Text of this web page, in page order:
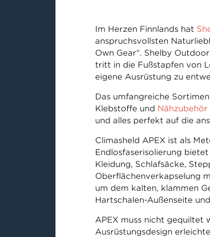
Im Herzen Finnlands hat
anspruchsvollsten
Own Gear“. Shelby
tritt in die Fußstapfen von
eigene Ausrüstung zu
Das umfangreiche
Klebstoffe und Nähzubehör
und alles perfekt auf die
Climasheld APEX ist als
Endlosfaserisolierung
Kleidung, Schlafsäcke,
Oberflächenverkapselung
um dem kalten, klammen
Hartschalen-Außenseite
APEX muss nicht gequiltet
Ausrüstungsdesign